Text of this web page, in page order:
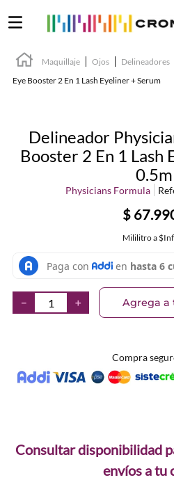
Maquillaje Ojos Delineadores
Eye Booster 2 En 1 Lash Eyeliner + Serum
Delineador
Booster 2 En 1 Lash
Physicians Formula
$ 67.
Mililitroa
＋
－ Agrega a
Compra
Consultar disponibilidad
envíos a tu